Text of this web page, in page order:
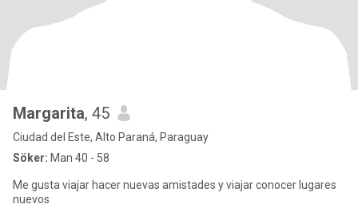
Margarita, 45
Ciudad del Este, Alto Paraná, Paraguay
Söker: Man 40 - 58
Me gusta viajar hacer nuevas amistades y viajar conocer lugares
nuevos